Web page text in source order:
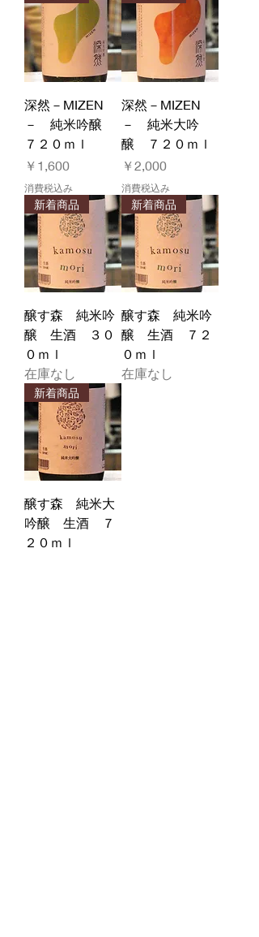
深然－MIZEN
－ 純米吟醸
７２０ｍｌ
価格
￥1,600
消費税込み
深然－MIZEN
－ 純米大吟
醸 ７２０ｍｌ
価格
￥2,000
消費税込み
新着商品
醸す森 純米吟
醸 生酒 ３０
０ｍｌ
在庫なし
新着商品
醸す森 純米吟
醸 生酒 ７２
０ｍｌ
在庫なし
新着商品
醸す森 純米大
吟醸 生酒 ７
２０ｍｌ